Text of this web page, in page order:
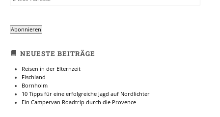
MAIL-
Abonnieren
NEUESTE BEITRÄGE
Reisen in der Elternzeit
Fischland
Bornholm
10 Tipps für eine erfolgreiche Jagd auf Nordlichter
Ein Campervan Roadtrip durch die Provence